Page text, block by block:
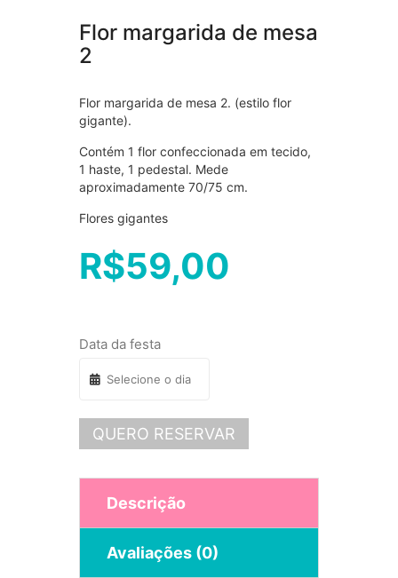
Flor margarida de mesa
2
Flor margarida de mesa 2. (estilo flor
gigante).
Contém 1 flor confeccionada em tecido,
1 haste, 1 pedestal. Mede
aproximadamente 70/75 cm.
Flores gigantes
R$59,00
Data da festa
QUERO RESERVAR
Descrição
Avaliações (0)